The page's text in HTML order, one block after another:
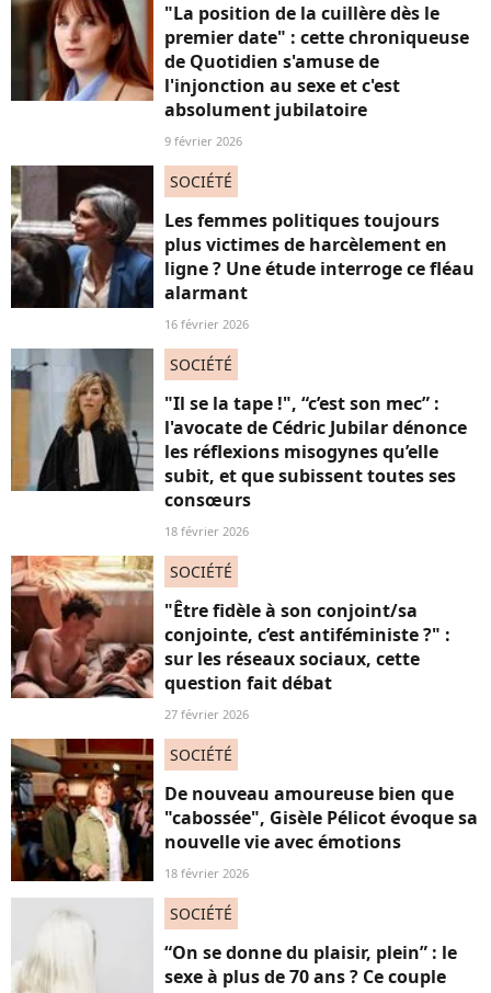
"La position de la cuillère dès le
premier date" : cette chroniqueuse
de Quotidien s'amuse de
l'injonction au sexe et c'est
absolument jubilatoire
9 février 2026
SOCIÉTÉ
Les femmes politiques toujours
plus victimes de harcèlement en
ligne ? Une étude interroge ce fléau
alarmant
16 février 2026
SOCIÉTÉ
"Il se la tape !", “c’est son mec” :
l'avocate de Cédric Jubilar dénonce
les réflexions misogynes qu’elle
subit, et que subissent toutes ses
consœurs
18 février 2026
SOCIÉTÉ
"Être fidèle à son conjoint/sa
conjointe, c’est antiféministe ?" :
sur les réseaux sociaux, cette
question fait débat
27 février 2026
SOCIÉTÉ
De nouveau amoureuse bien que
"cabossée", Gisèle Pélicot évoque sa
nouvelle vie avec émotions
18 février 2026
SOCIÉTÉ
“On se donne du plaisir, plein” : le
sexe à plus de 70 ans ? Ce couple